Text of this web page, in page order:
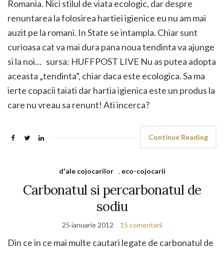
Romania. Nici stilul de viata ecologic, dar despre
renuntarea la folosirea hartiei igienice eu nu am mai
auzit pe la romani. In State se intampla. Chiar sunt
curioasa cat va mai dura pana noua tendinta va ajunge
si la noi… sursa: HUFFPOST LIVE Nu as putea adopta
aceasta „tendinta”, chiar daca este ecologica. Sa ma
ierte copacii taiati dar hartia igienica este un produs la
care nu vreau sa renunt! Ati incerca?
Continue Reading
d'ale cojocarilor , eco-cojocarii
Carbonatul si percarbonatul de
sodiu
25 ianuarie 2012 15 comentarii
Din ce in ce mai multe cautari legate de carbonatul de